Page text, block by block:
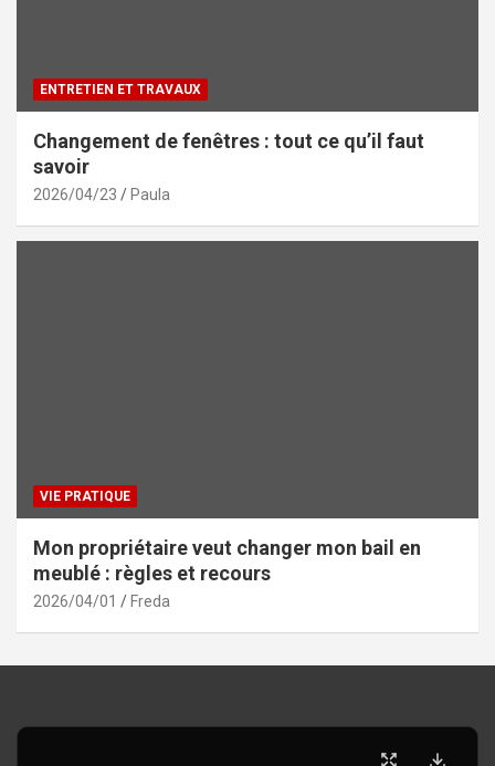
ENTRETIEN ET TRAVAUX
Changement de fenêtres : tout ce qu’il faut
savoir
2026/04/23 Paula
VIE PRATIQUE
Mon propriétaire veut changer mon bail en
meublé : règles et recours
2026/04/01 Freda